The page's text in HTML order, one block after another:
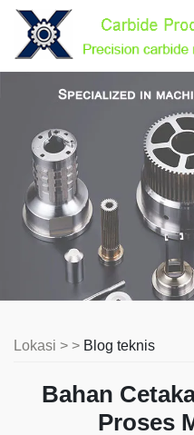
Lokasi > > Blog teknis
Bahan
Proses